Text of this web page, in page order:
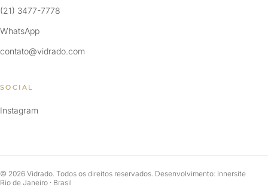
(21) 3477-7778
WhatsApp
contato@vidrado.com
SOCIAL
Instagram
© 2026 Vidrado. Todos os direitos reservados. Desenvolvimento: Innersite
Rio de Janeiro · Brasil